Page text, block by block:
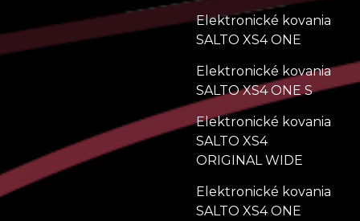
Elektronické kovania
SALTO XS4 ONE
Elektronické kovania
SALTO XS4 ONE S
Elektronické kovania
SALTO XS4
ORIGINAL WIDE
Elektronické kovania
SALTO XS4 ONE